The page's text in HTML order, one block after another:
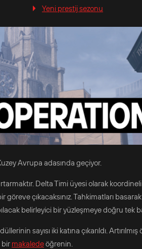
Yeni prestij sezonu
Avrupa adasında geçiyor.
Delta Timi üyesi olarak koordineli
çıkacaksınız. Tahkimatları
belirleyici bir yüzleşmeye doğru tek
sayısı iki katına çıkarıldı.
bir makaledeöğrenin.